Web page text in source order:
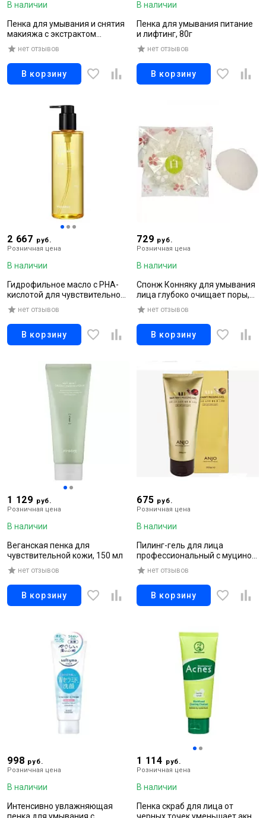
В наличии
Пенка для умывания и снятия
макияжа с экстрактом
листьев персика, 180 гр
нет отзывов
В корзину
В наличии
Пенка для умывания питание
и лифтинг, 80г
нет отзывов
В корзину
2 667 руб.
Розничная цена
В наличии
Гидрофильное масло с PHA-
кислотой для чувствительной
кожи, 300 мл
нет отзывов
В корзину
729 руб.
Розничная цена
В наличии
Спонж Конняку для умывания
лица глубоко очищает поры,
для всех типов кожи, 1шт
нет отзывов
В корзину
1 129 руб.
Розничная цена
В наличии
Веганская пенка для
чувствительной кожи, 150 мл
нет отзывов
В корзину
675 руб.
Розничная цена
В наличии
Пилинг-гель для лица
профессиональный с муцином
улитки, 180 мл
нет отзывов
В корзину
998 руб.
Розничная цена
В наличии
Интенсивно увлажняющая
пенка для умывания с
1 114 руб.
Розничная цена
В наличии
Пенка скраб для лица от
черных точек уменьшает акне